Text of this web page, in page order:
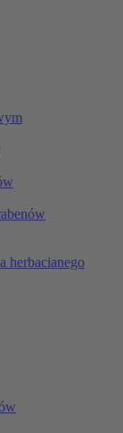
herbacianego